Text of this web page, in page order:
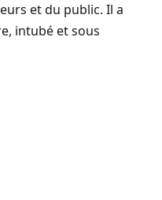
et du public. Il a
intubé et sous